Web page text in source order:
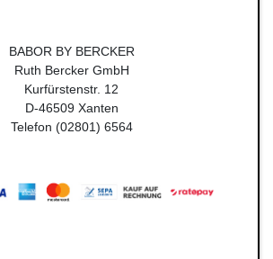
BABOR BY BERCKER
Ruth Bercker GmbH
Kurfürstenstr. 12
D-46509 Xanten
Telefon (02801) 6564